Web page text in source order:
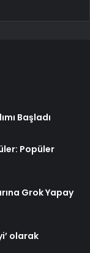
Başladı
Popüler
Grok Yapay
olarak